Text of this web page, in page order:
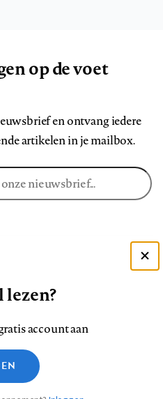
op de voet
en ontvang iedere
artikelen in je mailbox.
YouTube
Privacy
vragen verdienen
antwoorden
account aan